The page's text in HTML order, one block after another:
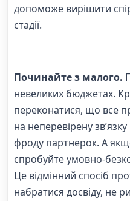
допоможе вирішити
стадії.
Починайте з малого.
невеликих бюджетах.
переконатися, що все
на неперевірену
фроду партнерок. А
спробуйтеумовно-
Це відмінний спосіб
набратися досвіду, не